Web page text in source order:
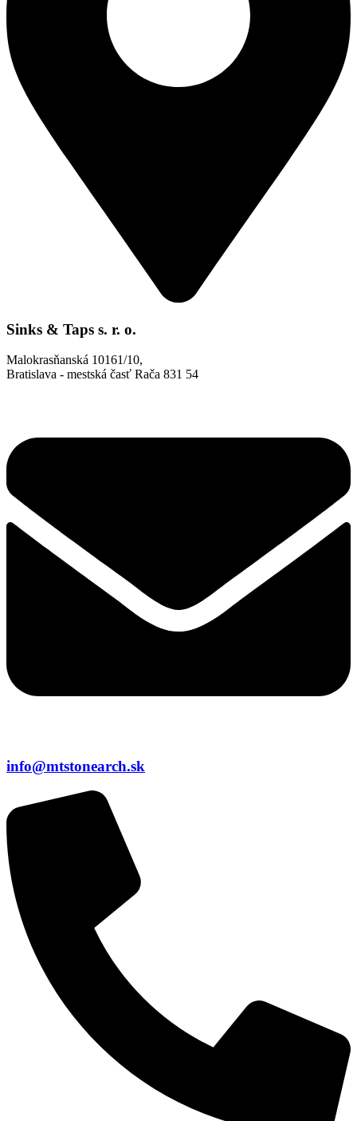
Sinks & Taps s. r. o.
Malokrasňanská 10161/10,
Bratislava - mestská časť Rača 831 54
info@mtstonearch.sk